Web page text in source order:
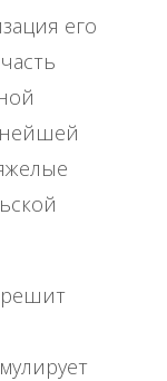
его
решит